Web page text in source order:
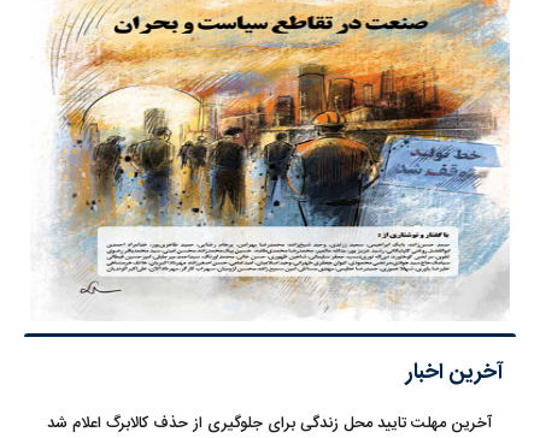
آخرین اخبار
آخرین مهلت تایید محل زندگی برای جلوگیری از حذف کالابرگ اعلام شد